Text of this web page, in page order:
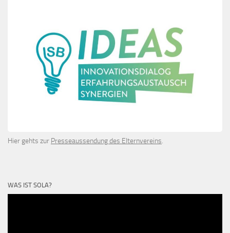
Hier gehts zur Presseaussendung des Elternvereins.
WAS IST SOLA?